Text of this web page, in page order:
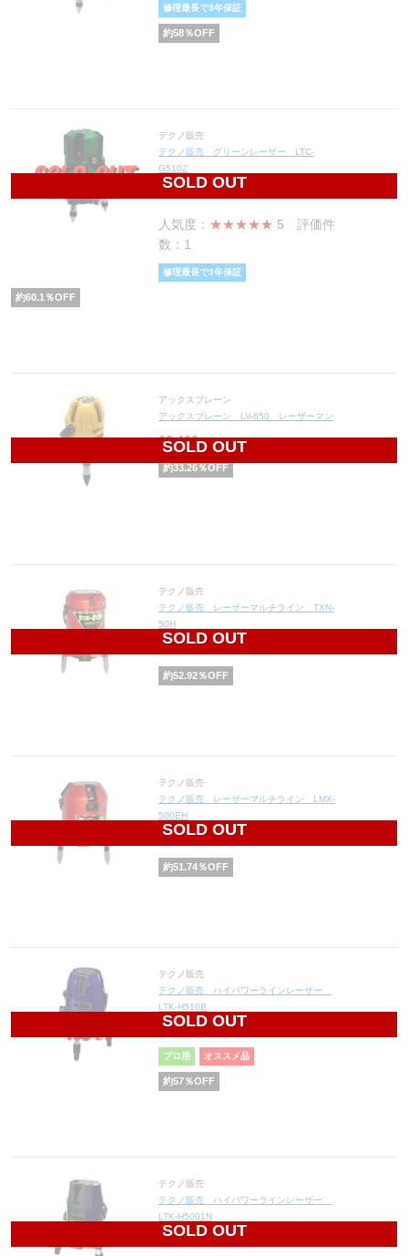
修理最長で3年保証
約58％OFF
SOLD OUT
テクノ販売
テクノ販売 グリーンレーザー LTC-
G510Z
79,800
人気度： ★★★★★ 5 評価件
数：1
修理最長で3年保証
約60.1 ％OFF
SOLD OUT
アックスブレーン
アックスブレーン LV-650 レーザーマン
63,400円(税込69,740円)
約33.26％OFF
SOLD OUT
テクノ販売
テクノ販売 レーザーマルチライン TXN-
50H
107,350
約52.92％OFF
SOLD OUT
テクノ販売
テクノ販売 レーザーマルチライン LMX-
500EH
138,990
約51.74％OFF
SOLD OUT
テクノ販売
テクノ販売 ハイパワーラインレーザー
LTK-H510B
55,900
プロ用 オススメ品
約57％OFF
SOLD OUT
テクノ販売
テクノ販売 ハイパワーラインレーザー
LTK-H5001N
55,900